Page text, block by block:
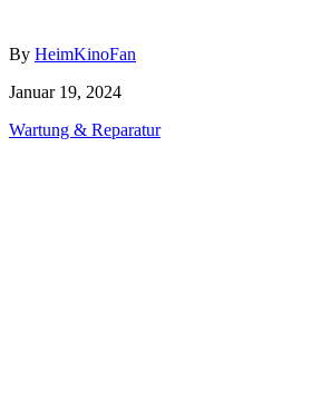
By Author
HeimKinoFan
Posted
Januar 19, 2024
Categories
Wartung & Reparatur